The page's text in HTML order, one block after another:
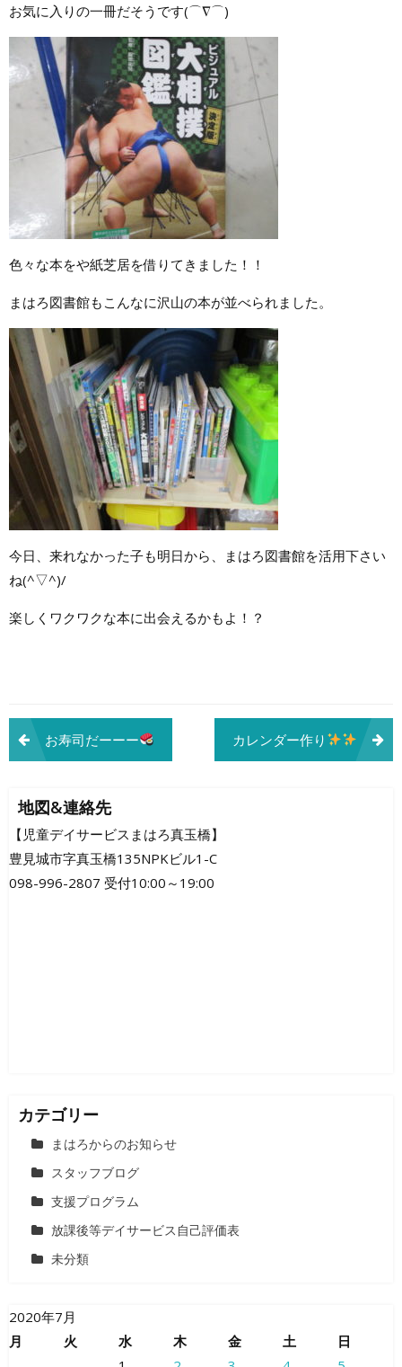
お気に入りの一冊だそうです(⌒∇⌒)
色々な本をや紙芝居を借りてきました！！
まはろ図書館もこんなに沢山の本が並べられました。
今日、来れなかった子も明日から、まはろ図書館を活用下さい
ね(^▽^)/
楽しくワクワクな本に出会えるかもよ！？
投
稿
ナ
ビ
ゲ
お寿司だーーー カレンダー作り
地図&連絡先
【児童デイサービスまはろ真玉橋】
豊見城市字真玉橋135NPKビル1-C
098-996-2807 受付10:00～19:00
カテゴリー
まはろからのお知らせ
スタッフブログ
支援プログラム
放課後等デイサービス自己評価表
未分類
2020年7月
月
火 水 木 金 土
日